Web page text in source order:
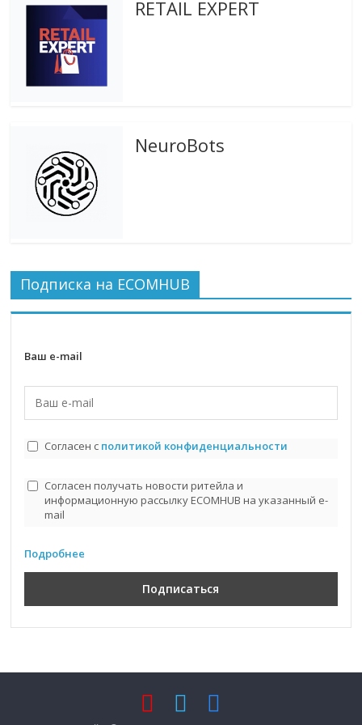
RETAIL EXPERT
NeuroBots
Подписка на ECOMHUB
Ваш e-mail
Согласен с политикой конфиденциальности
Согласен получать новости ритейла и
информационную рассылку ECOMHUB на указанный e-
mail
Подробнее